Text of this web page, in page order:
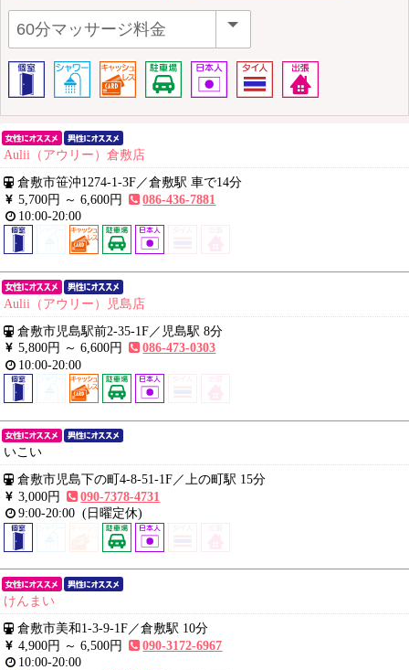
Aulii（アウリー）倉敷店
倉敷市笹沖1274-1-3F／倉敷駅 車で14分
5,700円 ～6,600円
086-436-7881
10:00-20:00
Aulii（アウリー）児島店
倉敷市児島駅前2-35-1F／ 児島駅 8分
5,800円 ～6,600円
086-473-0303
10:00-20:00
いこい
倉敷市児島下の町4-8-51-1F／上の町駅 15分
3,000円
090-7378-4731
9:00-20:00 (日曜定休)
けんまい
倉敷市美和1-3-9-1F／倉敷駅 10分
4,900円 ～6,500円
090-3172-6967
10:00-20:00